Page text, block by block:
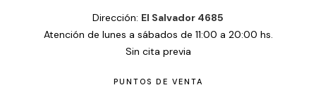
Dirección: El Salvador 4685
Atención de lunes a sábados de 11:00 a 20:00 hs.
Sin cita previa
PUNTOS DE VENTA